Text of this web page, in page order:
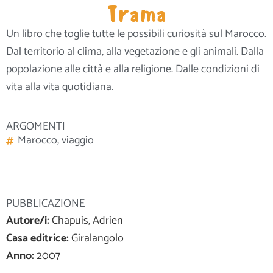
PUBBLICAZIONE
Autore/i:Chapuis, Adrien
Casa editrice:Giralangolo
Anno:2007
Trama
Un libro che toglie tutte le possibili curiosità sul Marocco.
Dal territorio al clima, alla vegetazione e gli animali. Dalla
popolazione alle città e alla religione. Dalle condizioni di
vita alla vita quotidiana.
ARGOMENTI
Marocco,viaggio